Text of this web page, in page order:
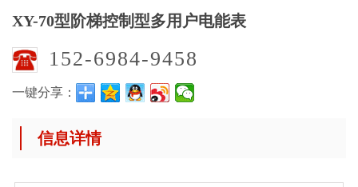
XY-70型阶梯控制型多用户电能表
152-6984-9458
一键分享：
信息详情